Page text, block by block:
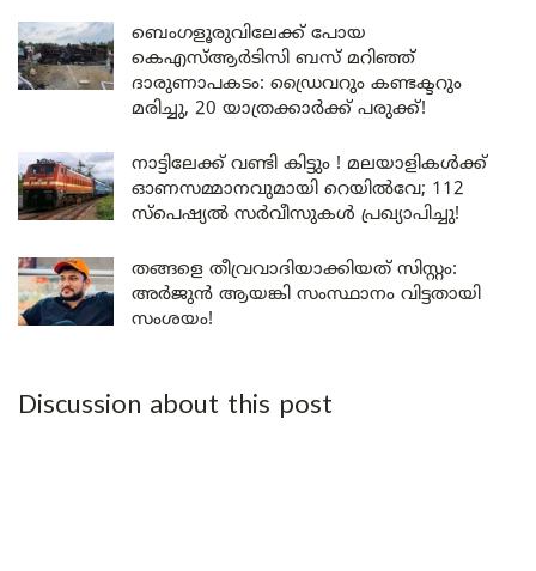
ബെംഗളൂരുവിലേക്ക് പോയ
കെഎസ്ആർടിസി ബസ് മറിഞ്ഞ്
ദാരുണാപകടം: ഡ്രൈവറും കണ്ടക്ടറും
മരിച്ചു, 20 യാത്രക്കാർക്ക് പരുക്ക്!
നാട്ടിലേക്ക് വണ്ടി കിട്ടും ! മലയാളികൾക്ക്
ഓണസമ്മാനവുമായി റെയിൽവേ; 112
സ്പെഷ്യൽ സർവീസുകൾ പ്രഖ്യാപിച്ചു!
തങ്ങളെ തീവ്രവാദിയാക്കിയത് സിസ്റ്റം:
അർജുൻ ആയങ്കി സംസ്ഥാനം വിട്ടതായി
സംശയം!
Discussion about this post